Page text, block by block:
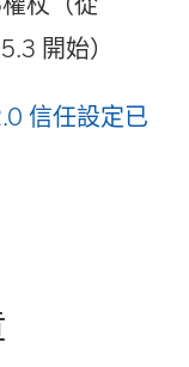
開始）
信任設定已